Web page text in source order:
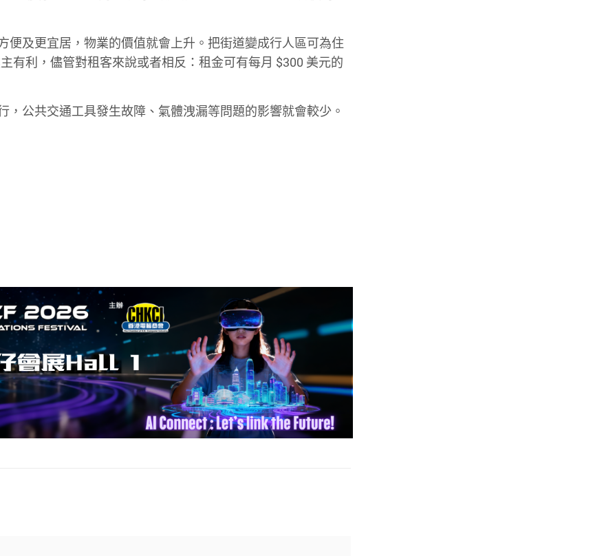
便及更宜居，物業的價值就會上升。把街道變成行人區可為住
有利，儘管對租客來說或者相反：租金可有每月 $300 美元的
公共交通工具發生故障、氣體洩漏等問題的影響就會較少。